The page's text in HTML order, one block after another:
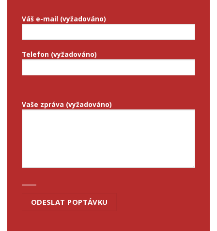
Váš e-mail (vyžadováno)
Telefon (vyžadováno)
Vaše zpráva (vyžadováno)